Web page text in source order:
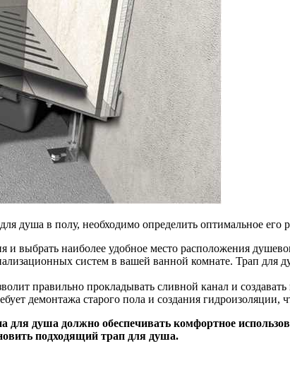
душа в полу, необходимо определить оптимальное его
выбрать наиболее удобное место расположения
систем в вашей ванной комнате. Трап для
правильно прокладывать сливной канал и
демонтажа старого пола и создания
душа должно обеспечивать комфортное
подходящий трап для душа.